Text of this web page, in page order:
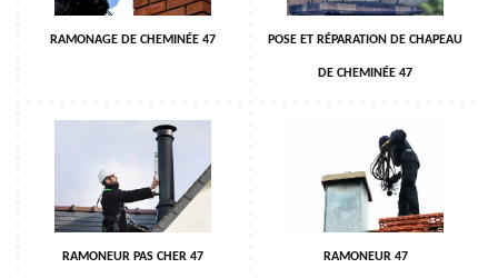
RAMONAGE DE CHEMINÉE 47 POSE ET RÉPARATION DE CHAPEAU
DE CHEMINÉE 47
RAMONEUR PAS CHER 47 RAMONEUR 47